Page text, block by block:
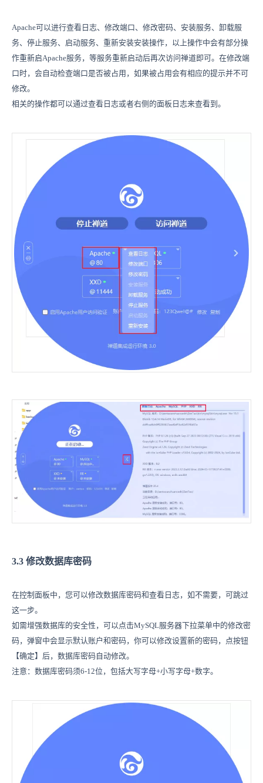
Apache可以进行查看日志、修改端口、修改密码、安装服务、卸载服
务、停止服务、启动服务、重新安装安装操作，以上操作中会有部分操
作重新启Apache服务，等服务重新启动后再次访问禅道即可。在修改端
口时，会自动检查端口是否被占用，如果被占用会有相应的提示并不可
修改。
相关的操作都可以通过查看日志或者右侧的面板日志来查看到。
3.3 修改数据库密码
在控制面板中，您可以修改数据库密码和查看日志，如不需要，可跳过
这一步。
如需增强数据库的安全性，可以点击MySQL服务器下拉菜单中的修改密
码，弹窗中会显示默认账户和密码，你可以修改设置新的密码，点按钮
【确定】后，数据库密码自动修改。
注意：数据库密码须6-12位，包括大写字母+小写字母+数字。